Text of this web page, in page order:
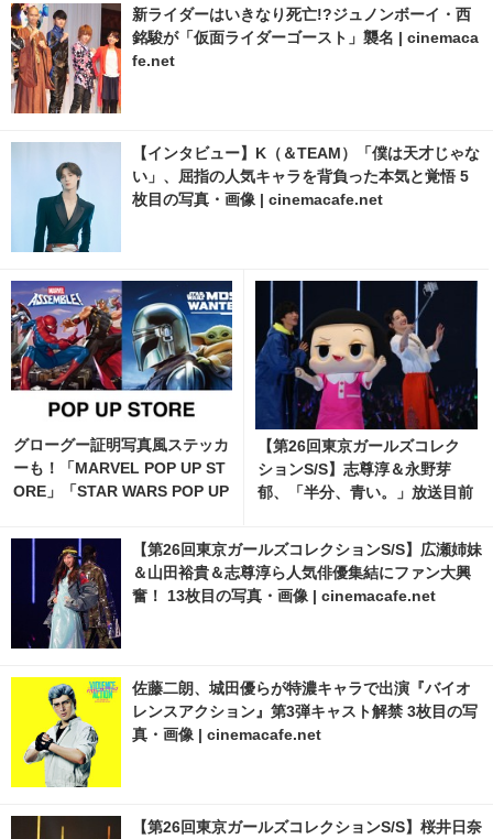
新ライダーはいきなり死亡!?ジュノンボーイ・西
銘駿が「仮面ライダーゴースト」襲名 | cinemaca
fe.net
【インタビュー】K（＆TEAM）「僕は天才じゃな
い」、屈指の人気キャラを背負った本気と覚悟 5
枚目の写真・画像 | cinemacafe.net
グローグー証明写真風ステッカ
ーも！「MARVEL POP UP ST
ORE」「STAR WARS POP UP
伊勢丹で開催
【第26回東京ガールズコレク
ションS/S】志尊淳＆永野芽
郁、「半分、青い。」放送目前
【第26回東京ガールズコレクションS/S】広瀬姉妹
＆山田裕貴＆志尊淳ら人気俳優集結にファン大興
奮！ 13枚目の写真・画像 | cinemacafe.net
佐藤二朗、城田優らが特濃キャラで出演『バイオ
レンスアクション』第3弾キャスト解禁 3枚目の写
真・画像 | cinemacafe.net
【第26回東京ガールズコレクションS/S】桜井日奈